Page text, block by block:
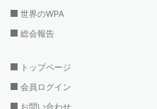
世界のWPA
総会報告
トップページ
会員ログイン
お問い合わせ